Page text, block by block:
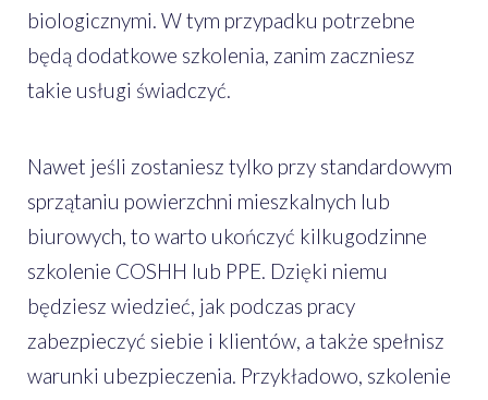
biologicznymi. W tym przypadku potrzebne
będą dodatkowe szkolenia, zanim zaczniesz
takie usługi świadczyć.
Nawet jeśli zostaniesz tylko przy standardowym
sprzątaniu powierzchni mieszkalnych lub
biurowych, to warto ukończyć kilkugodzinne
szkolenie COSHH lub PPE. Dzięki niemu
będziesz wiedzieć, jak podczas pracy
zabezpieczyć siebie i klientów, a także spełnisz
warunki ubezpieczenia. Przykładowo, szkolenie